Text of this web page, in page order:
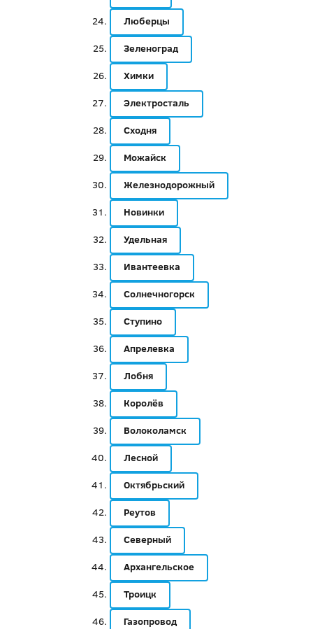
Люберцы
Зеленоград
Химки
Электросталь
Сходня
Можайск
Железнодорожный
Новинки
Удельная
Ивантеевка
Солнечногорск
Ступино
Апрелевка
Лобня
Королёв
Волоколамск
Лесной
Октябрьский
Реутов
Северный
Архангельское
Троицк
Газопровод